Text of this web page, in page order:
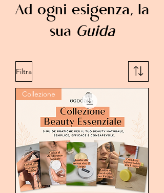
Ad ogni esigenza, la
sua Guida
Filtra
Collezione